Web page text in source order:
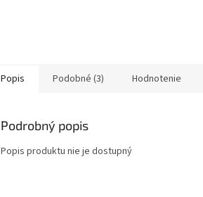
Popis Podobné (3) Hodnotenie
Podrobný popis
Popis produktu nie je dostupný